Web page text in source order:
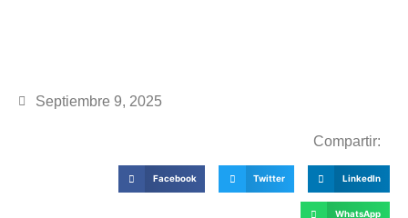
Septiembre 9, 2025
Compartir:
Facebook Twitter LinkedIn
WhatsApp